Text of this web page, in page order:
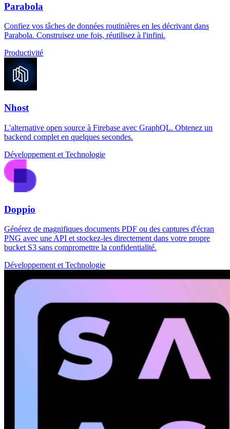
Parabola
Confiez vos tâches de données routinières en les décrivant dans
Parabola. Construisez une fois, réutilisez à l'infini.
Productivité
Nhost
L'alternative open source à Firebase avec GraphQL. Obtenez un
backend complet en quelques secondes.
Développement et Technologie
Doppio
Générez de magnifiques documents PDF ou des captures d'écran
PNG avec une API et stockez-les directement dans votre propre
bucket S3 sans compromettre la confidentialité.
Développement et Technologie